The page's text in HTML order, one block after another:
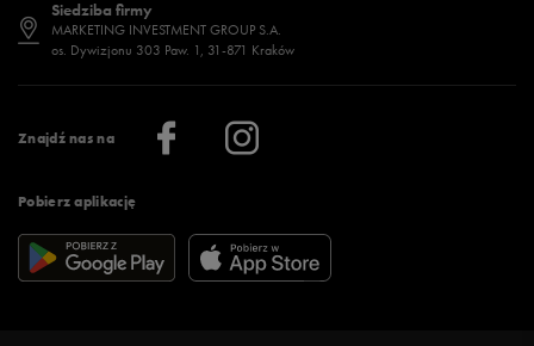
Znajdź nas na
Pobierz aplikację
Regulamin sklepu 50 style
Regulamin aplikacji 50 style
Więcej regulaminów >
Jak wybrać buty na zimę?
Więcej >
Stylizacje damskie
Sklepy stacjonarne
Klub 50 style
Praca
Informacje o firmie
Siedziba firmy
MARKETING INVESTMENT GROUP S.A.
os. Dywizjonu 303 Paw. 1, 31-871 Kraków